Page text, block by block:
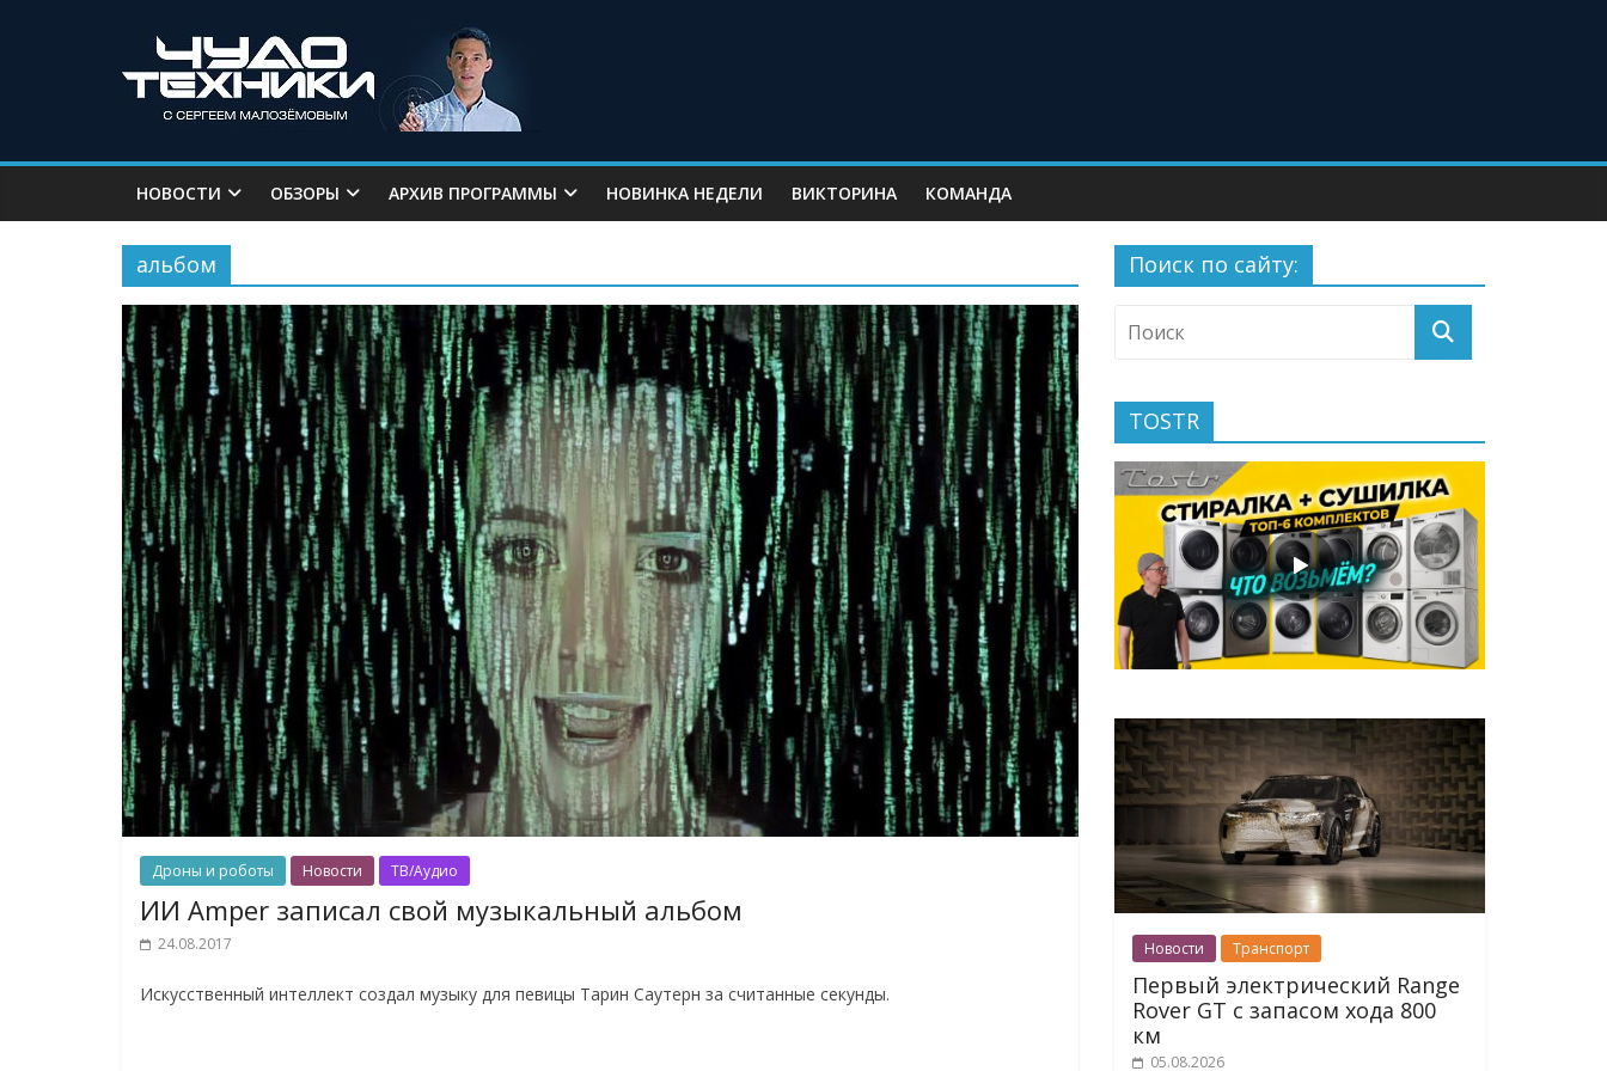
НОВОСТИ ОБЗОРЫ АРХИВ ПРОГРАММЫ НОВИНКА НЕДЕЛИ ВИКТОРИНА КОМАНДА
альбом
Дроны и роботы Новости ТВ/Аудио
ИИ Amper записал свой музыкальный альбом
24.08.2017
Искусственный интеллект создал музыку для певицы Тарин Саутерн за считанные секунды.
Поиск по сайту:
TOSTR
Новости Транспорт
Первый электрический Range
Rover GT с запасом хода 800
км
05.08.2026